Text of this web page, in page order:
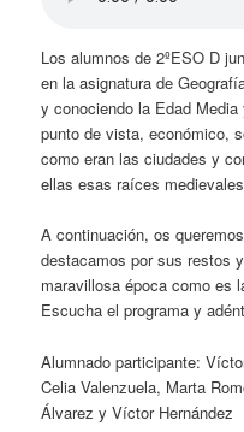
Los alumnos de 2ºESO D
en la asignatura de
y conociendo la Edad
punto de vista, económico,
como eran las ciudades y
ellas esas raíces
A continuación, os
destacamos por sus restos
maravillosa época como es
Escucha el programa y
Alumnado participante:
Celia Valenzuela, Marta
Álvarez y Víctor Hernández